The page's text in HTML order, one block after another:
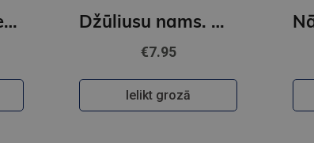
Auroras Tīgārdenas mistērijas. Trīs istabas un līķis Džūliusu nams. Auroras Tīgārdenas mistērijas
€7.95
Ielikt grozā